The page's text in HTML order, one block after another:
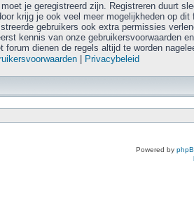
je geregistreerd zijn. Registreren duurt
krijg je ook veel meer mogelijkheden op dit
gebruikers ook extra permissies
kennis van onze gebruikersvoorwaarden en
forum dienen de regels altijd te worden
Privacybeleid
Powered by